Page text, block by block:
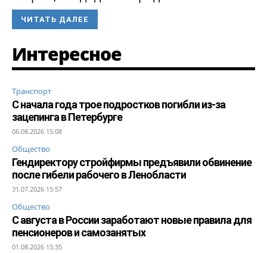
ЧИТАТЬ ДАЛЕЕ
Интересное
Транспорт
С начала года трое подростков погибли из-за
зацепинга в Петербурге
06.08.2026 15:08
Общество
Гендиректору стройфирмы предъявили обвинение
после гибели рабочего в Ленобласти
31.07.2026 15:57
Общество
С августа в России заработают новые правила для
пенсионеров и самозанятых
01.08.2026 15:35